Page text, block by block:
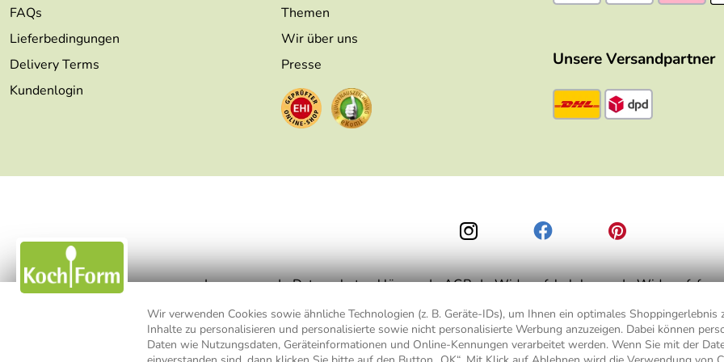
Wir verwenden Cookies sowie ähnliche Technologien (z. B. Geräte-IDs), um Ihnen ein optimales Shoppingerlebnis
Inhalte zu personalisieren und personalisierte sowie nicht personalisierte Werbung anzuzeigen. Dabei können
Daten wie Nutzungsdaten, Geräteinformationen und Online-Kennungen verarbeitet werden. Wenn Sie mit der
FAQs
Lieferbedingungen
Delivery Terms
Kundenlogin
Themen
Wir über uns
Presse
Unsere Versandpartner
Impressum Datenschutzerklärung AGB Widerrufsbelehrung
* Alle Preisangaben inkl. MwSt., bis 49,90 € Bestellwert zzgl.Versandkosten, ab 49,90 € Bestellwert inkl.